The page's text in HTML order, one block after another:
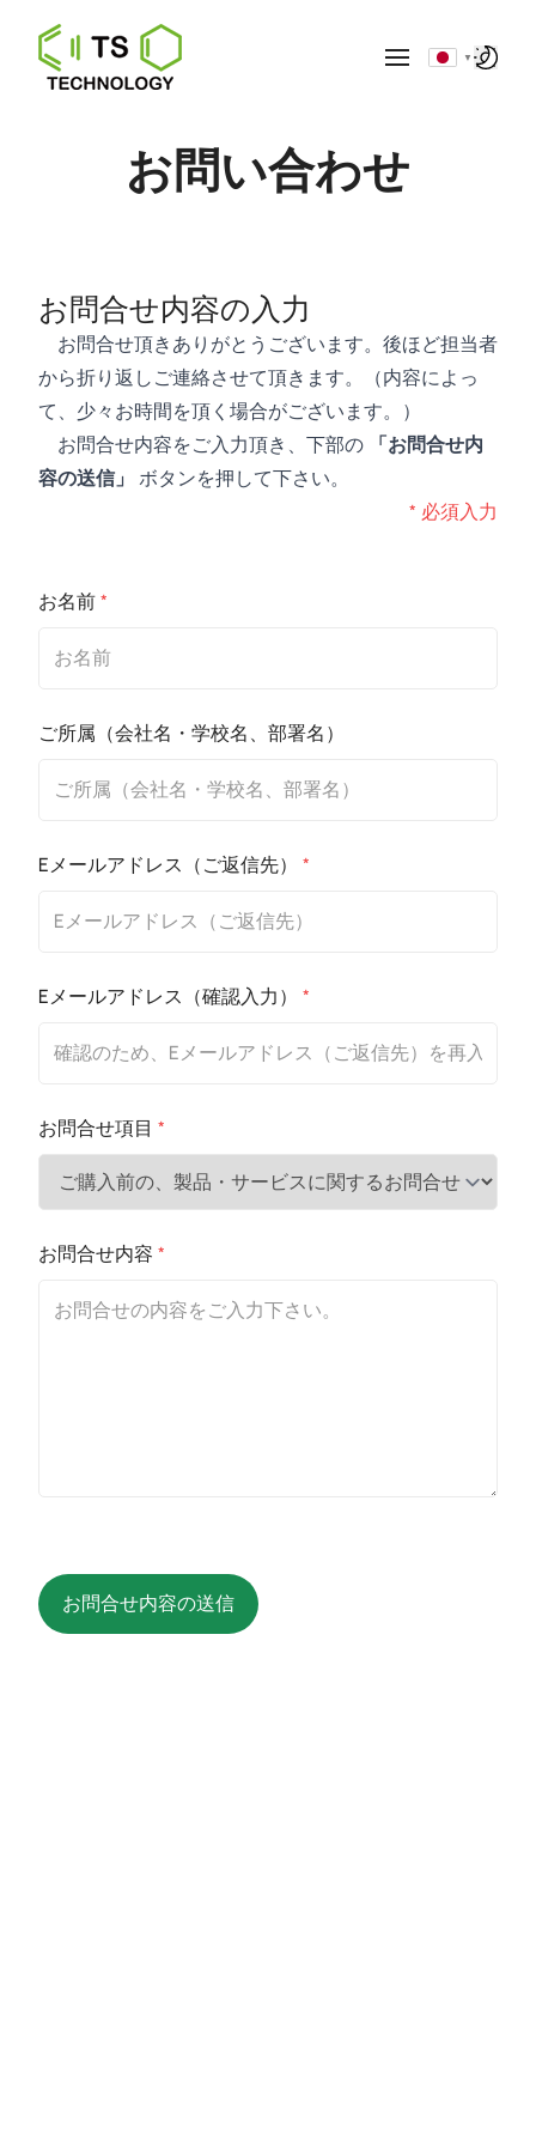
▼
お問い合わせ
お問合せ内容の入力
お問合せ頂きありがとうございます。後ほど担当者
から折り返しご連絡させて頂きます。（内容によっ
て、少々お時間を頂く場合がございます。）
お問合せ内容をご入力頂き、下部の
「お問合せ内
容の送信」
ボタンを押して下さい。
* 必須入力
お名前 *
ご所属（会社名・学校名、部署名）
Eメールアドレス（ご返信先） *
Eメールアドレス（確認入力） *
お問合せ項目 *
お問合せ内容 *
お問合せ内容の送信